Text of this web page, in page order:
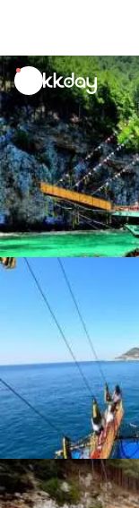
unread
notifications